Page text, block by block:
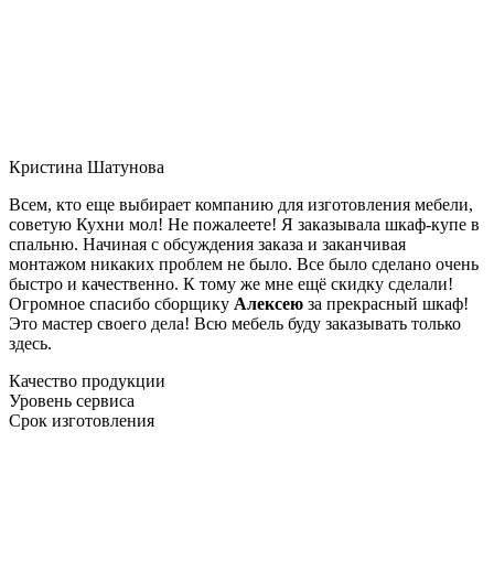
Кристина Шатунова
Всем, кто еще выбирает компанию для изготовления мебели,
советую Кухни мол! Не пожалеете! Я заказывала шкаф-купе в
спальню. Начиная с обсуждения заказа и заканчивая
монтажом никаких проблем не было. Все было сделано очень
быстро и качественно. К тому же мне ещё скидку сделали!
Огромное спасибо сборщику Алексею за прекрасный шкаф!
Это мастер своего дела! Всю мебель буду заказывать только
здесь.
Качество продукции
Уровень сервиса
Срок изготовления